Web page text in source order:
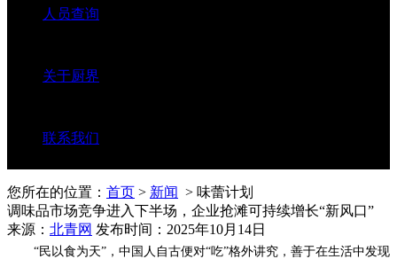
人员查询
关于厨界
联系我们
您所在的位置： 首页 > 新闻 > 味蕾计划
调味品市场竞争进入下半场，企业抢滩可持续增长“新风口”
来源： 北青网 发布时间：2025年10月14日
“民以食为天”，中国人自古便对“吃”格外讲究，善于在生活中发现